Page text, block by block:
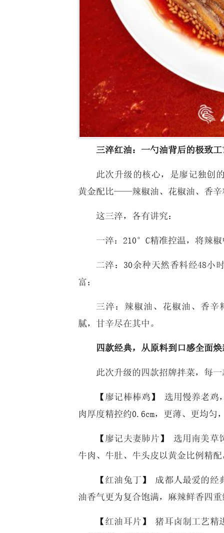
三淬红油：一勺油背后的极致工
此次升级的核心，是廖记独
黄金配比——辣椒油、花椒油、香辛
这三淬，各有讲究：
一淬：210°C精准控温，将辣
二淬：30余种天然香料经48小
富；
三淬：辣椒油、花椒油、香
腻，甘辛尽在其中。
四款经典，从原料到口感全面焕
此次升级的四款招牌拌菜，每
【廖记棒棒鸡】 选用慢养老
肉厚度精控约0.6cm，更薄、更均
【廖记夫妻肺片】 选用南美
牛肉、牛肚、牛头皮以黄金比例精
【红油兔丁】 成都人最爱的
油香气更为复合饱满，麻辣鲜香四
【红油耳片】 猪耳卤制工艺